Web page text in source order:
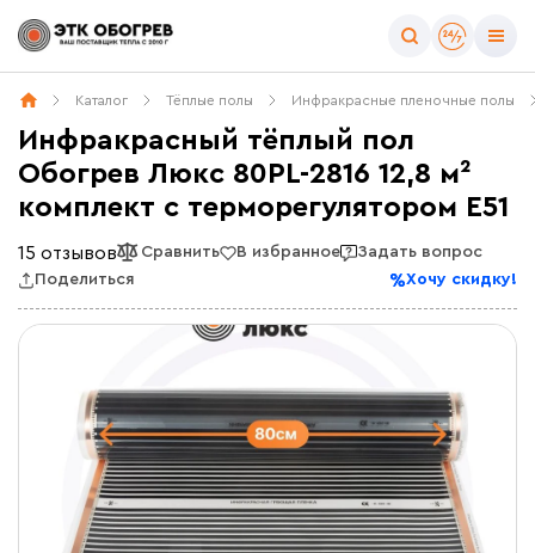
Каталог Тёплые полы Инфракрасные пленочные полы
Инфракрасный тёплый пол
Обогрев Люкс 80PL-2816 12,8 м²
комплект с терморегулятором E51
15 отзывов Сравнить В избранное
Задать вопрос
Поделиться
Хочу скидку!